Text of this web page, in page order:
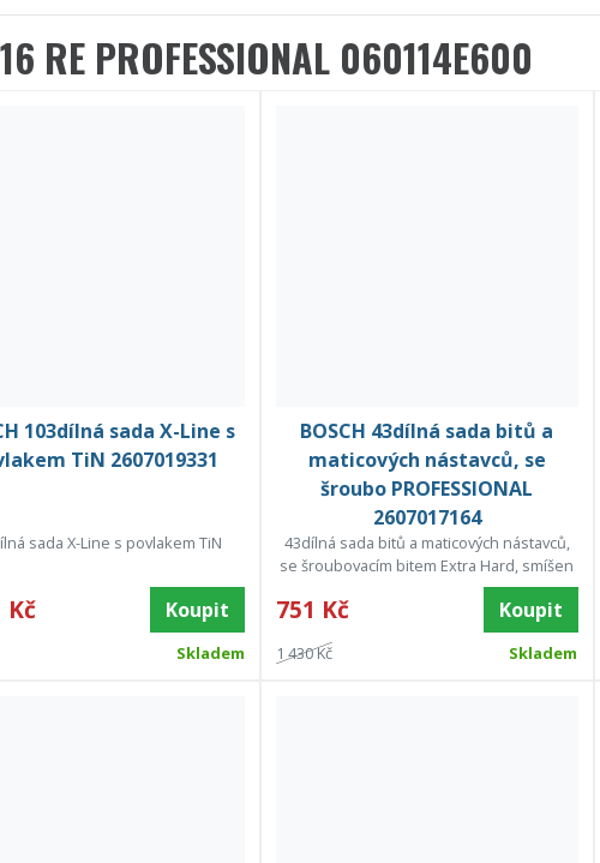
RE PROFESSIONAL 060114E600
103dílná sada X-Line s
TiN 2607019331
sada X-Line s povlakem TiN
Kč Koupit
Skladem
BOSCH 43dílná sada bitů a
maticových nástavců, se
šroubo PROFESSIONAL
2607017164
43dílná sada bitů a maticových nástavců,
se šroubovacím bitem Extra Hard, smíšen
751 Kč Koupit
1 430 Kč Skladem